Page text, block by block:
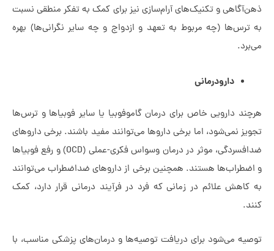
و تکنیک‌های آرام‌سازی نیز برای کمک به تفکر منطقی نسبت
(چه مربوط به تعهد و ازدواج و چه سایر نگرانی‌ها) بهره
دارودرمانی
دارویی خاص برای درمان گاموفوبیا یا سایر فوبیاها و ترس‌ها
نمی‌شود، اما برخی داروها می‌توانند مفید باشند. برخی داروهای
ضدافسردگی، موثر در درمان وسواس فکری-عملی (OCD) و رفع فوبیاها
هستند. همچنین برخی از داروهای ضداضطراب می‌توانند
علائم در زمانی که فرد در فرآیند درمانی قرار دارد، کمک
می‌شود برای دریافت توصیه‌ها و درمان‌های پزشکی مناسب، با